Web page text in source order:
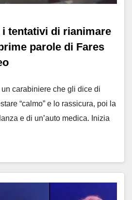
i tentativi di rianimare
parole di Fares
carabiniere che gli dice di
“calmo” e lo rassicura, poi la
e di un’auto medica. Inizia